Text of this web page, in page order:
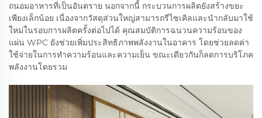
ถนอมอาหารที่เป็นอันตราย นอกจากนี้ กระบวนการผลิตยังสร้างขยะ
เพียงเล็กน้อย เนื่องจากวัสดุส่วนใหญ่สามารถรีไซเคิลและนำกลับมาใช้
ใหม่ในรอบการผลิตครั้งต่อไปได้ คุณสมบัติการฉนวนความร้อนของ
แผ่น WPC ยังช่วยเพิ่มประสิทธิภาพพลังงานในอาคาร โดยช่วยลดค่า
ใช้จ่ายในการทำความร้อนและความเย็น ขณะเดียวกันก็ลดการบริโภค
พลังงานโดยรวม